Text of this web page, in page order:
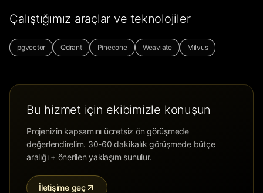
Çalıştığımız araçlar ve teknolojiler
pgvector Qdrant Pinecone Weaviate Milvus
Bu hizmet için ekibimizle konuşun
Projenizin kapsamını ücretsiz ön görüşmede
değerlendirelim. 30-60 dakikalık görüşmede bütçe
aralığı + önerilen yaklaşım sunulur.
İletişime geç